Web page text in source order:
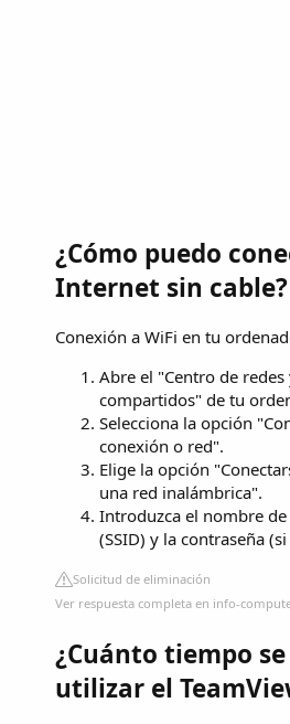
¿Cómo puedo
Internet sin cable?
Conexión a WiFi en tu
Abre el "Centro de redes
compartidos" de tu
Selecciona la opción
conexión o red".
Elige la opción
una red inalámbrica".
Introduzca el nombre
(SSID) y la contraseña
Solicitud de eliminación
Ver respuesta completa en info-
¿Cuánto tiempo
utilizar el